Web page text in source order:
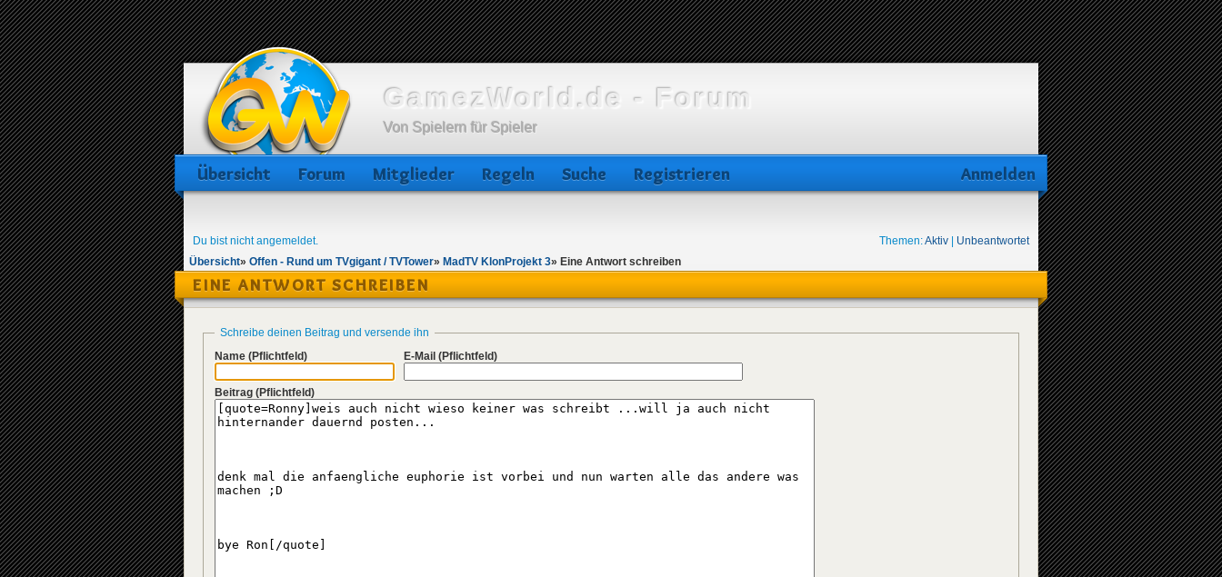
GamezWorld.de - Forum
Von Spielern für Spieler
Übersicht Forum Mitglieder Regeln Suche Registrieren Anmelden
Du bist nicht angemeldet. Themen:Aktiv
Unbeantwortet
Übersicht» Offen - Rund um TVgigant / TVTower» MadTV KlonProjekt 3» Eine Antwort schreiben
EINE ANTWORT SCHREIBEN
Schreibe deinen Beitrag und versende ihn
Name (Pflichtfeld) E-Mail (Pflichtfeld)
Beitrag (Pflichtfeld)